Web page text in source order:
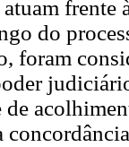
frente
do
foram
de